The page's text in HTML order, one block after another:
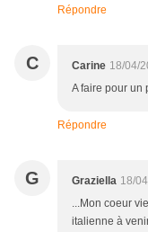
Répondre
C Carine 18/04/
A faire pour un
Répondre
G Graziella 18/
...Mon coeur
italienne à